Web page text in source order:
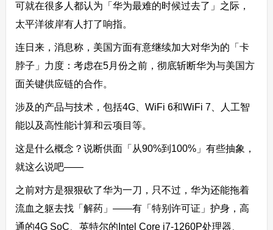
可就在很多人都认为「华为最难的时候过去了」之际，
太平洋彼岸有人打了响指。
连日来，消息称，美国方面有意继续加大对华为的「卡
脖子」力度：考虑在5月份之前，彻底斩断华为与美国方
面关键供应链的合作。
涉及的产品与技术，包括4G、WiFi 6和WiFi 7、人工智
能以及高性能计算和云项目等。
这是什么概念？说断供面「从90%到100%」有些抽象，
就这么说吧——
之前对方是狠狠砍了华为一刀，只不过，华为还能拖着
流血之躯去找「解药」——有「特别许可证」护身，高
通的4G SoC、英特尔的Intel Core i7-1260P处理器、